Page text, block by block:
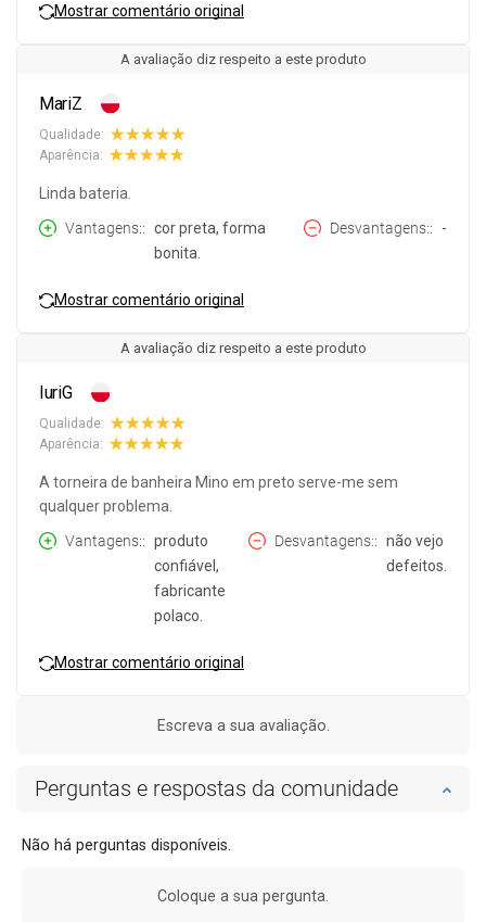
Mostrar comentário original
A avaliação diz respeito a este produto
MariZ
Qualidade:
Aparência:
Linda bateria.
Vantagens:
cor preta, forma
bonita.
Desvantagens: -
Mostrar comentário original
A avaliação diz respeito a este produto
IuriG
Qualidade:
Aparência:
A torneira de banheira Mino em preto serve-me sem
qualquer problema.
Vantagens:
produto
confiável,
fabricante
polaco.
Desvantagens:
não vejo
defeitos.
Mostrar comentário original
Escreva a sua avaliação.
Perguntas e respostas da comunidade
Não há perguntas disponíveis.
Coloque a sua pergunta.